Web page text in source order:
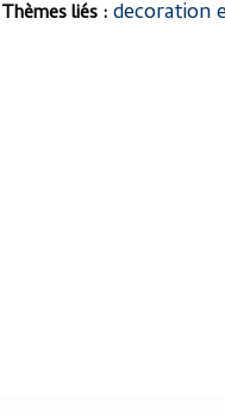
Thèmes liés :decoration